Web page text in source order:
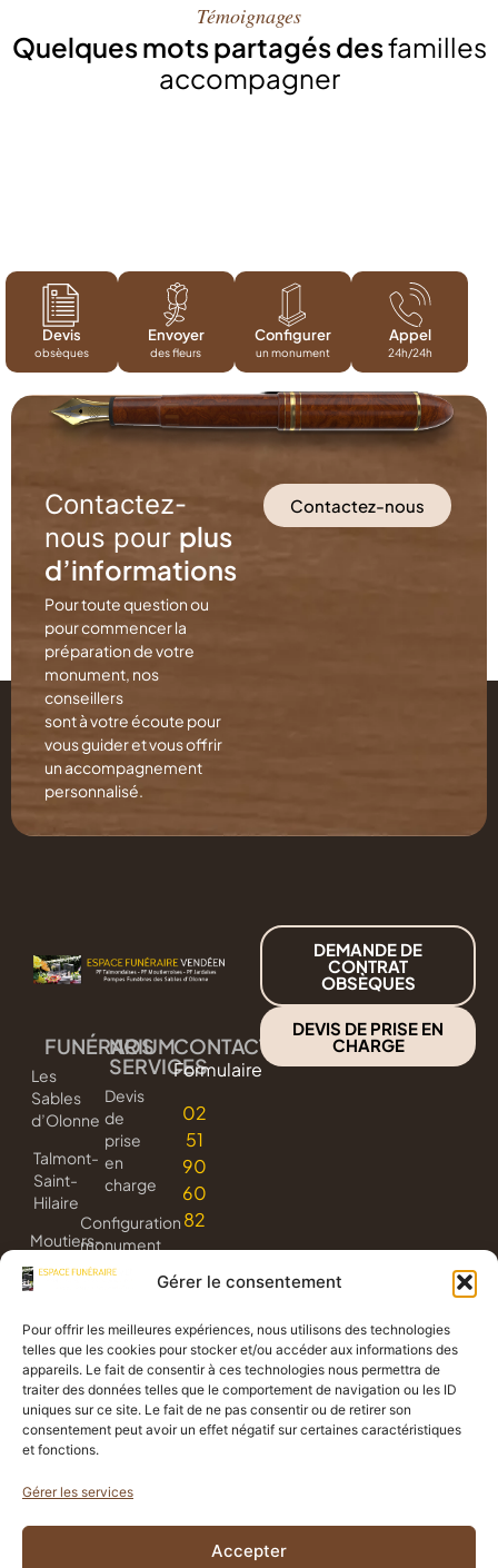
Gérer le consentement
Pour offrir les meilleures expériences, nous utilisons des technologies
telles que les cookies pour stocker et/ou accéder aux informations des
appareils. Le fait de consentir à ces technologies nous permettra de
traiter des données telles que le comportement de navigation ou les ID
uniques sur ce site. Le fait de ne pas consentir ou de retirer son
consentement peut avoir un effet négatif sur certaines caractéristiques
et fonctions.
Gérer les services
Accepter
Témoignages
Quelques mots partagés desfamilles
accompagner
Devis
obsèques
Envoyer
des fleurs
Configurer
un monument
Appel
24h/24h
Contactez-
nous pour plus
d’informations
Pour toute question ou
pour commencer la
préparation de votre
monument, nos
conseillers
sont à votre écoute pour
vous guider et vous offrir
un accompagnement
personnalisé.
Contactez-nous
FUNÉRARIUM
Les
Sables
d’Olonne
Talmont-
Saint-
Hilaire
Moutiers-
les-
Mauxfaits
Jard-
sur-
Mer
NOS
SERVICES
Devis
de
prise
en
charge
Configuration
monument
3D
de
fleurs
Avis
de
décès
CONTACT
Formulaire
02
51
90
60
82
DEMANDE DE
CONTRAT
OBSÈQUES
DEVIS DE PRISE EN
CHARGE
Propulsé